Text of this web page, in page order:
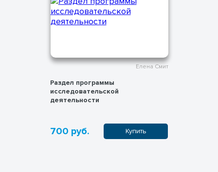
Елена Смит
Раздел программы
исследовательской
деятельности
700 руб. Купить